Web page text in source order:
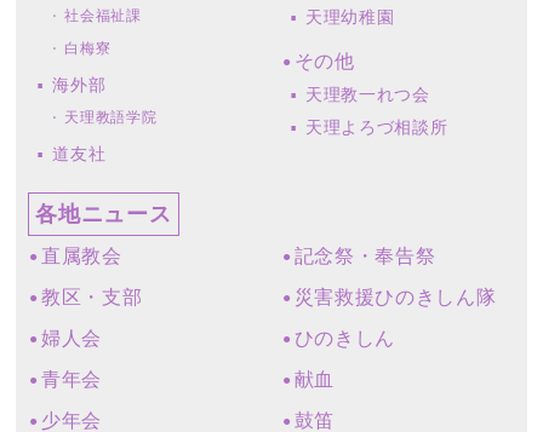
社会福祉課
白梅寮
海外部
天理教語学院
道友社
天理幼稚園
その他
天理教一れつ会
天理よろづ相談所
各地ニュース
直属教会
教区・支部
婦人会
青年会
少年会
記念祭・奉告祭
災害救援ひのきしん隊
ひのきしん
献血
鼓笛